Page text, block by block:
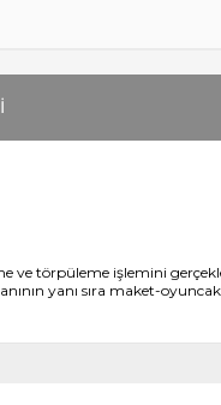
törpüleme işlemini
yanı sıra maket-